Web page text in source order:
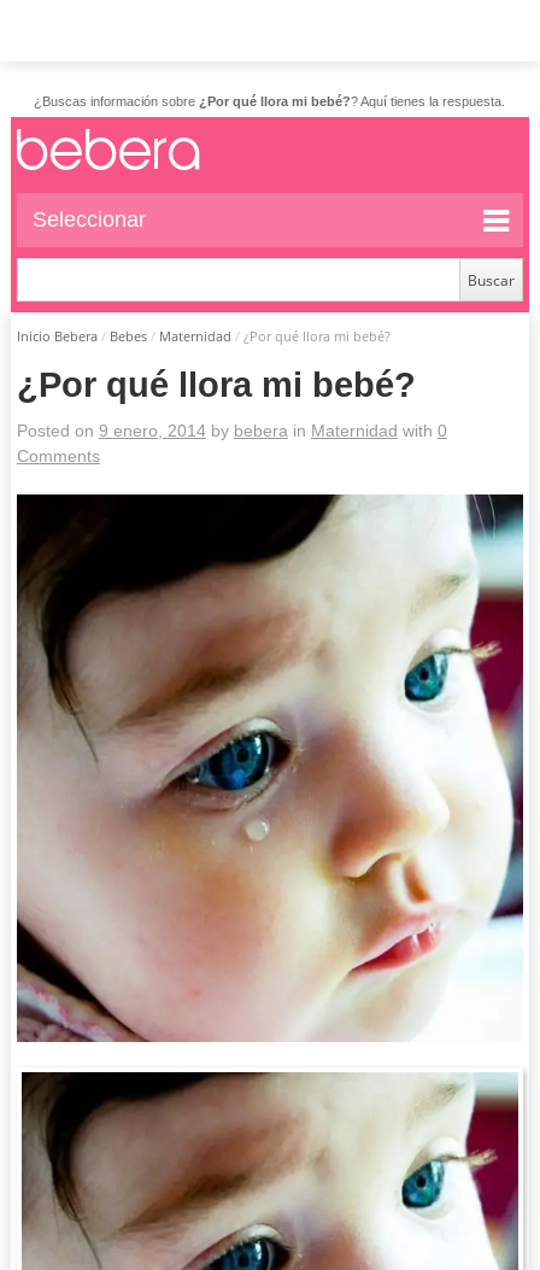
¿Buscas información sobre ¿Por qué llora mi bebé?? Aquí tienes la respuesta.
Seleccionar
Inicio Bebera / Bebes / Maternidad / ¿Por qué llora mi bebé?
¿Por qué llora mi bebé?
Posted on 9 enero, 2014by bebera in Maternidad with 0
Comments